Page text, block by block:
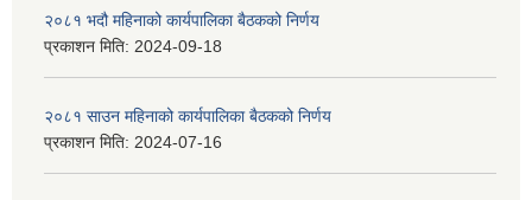
२०८१ भदौ महिनाको कार्यपालिका बैठकको निर्णय
प्रकाशन मिति: 2024-09-18
२०८१ साउन महिनाको कार्यपालिका बैठकको निर्णय
प्रकाशन मिति: 2024-07-16